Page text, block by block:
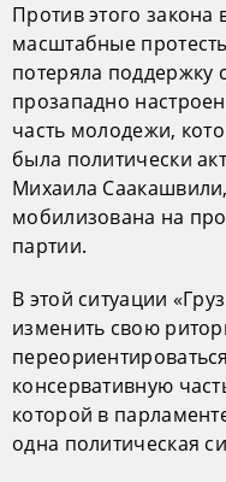
Против этого закона
масштабные
потеряла поддержку
прозападно
часть молодежи,
была политически
Михаила
мобилизована на
партии.
В этой ситуации
изменить свою
консервативную
которой в
одна политическая